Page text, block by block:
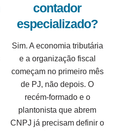
contador
especializado?
Sim. A economia tributária
e a organização fiscal
começam no primeiro mês
de PJ, não depois. O
recém-formado e o
plantonista que abrem
CNPJ já precisam definir o